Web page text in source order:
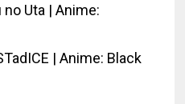
Uta | Anime:
| Anime: Black